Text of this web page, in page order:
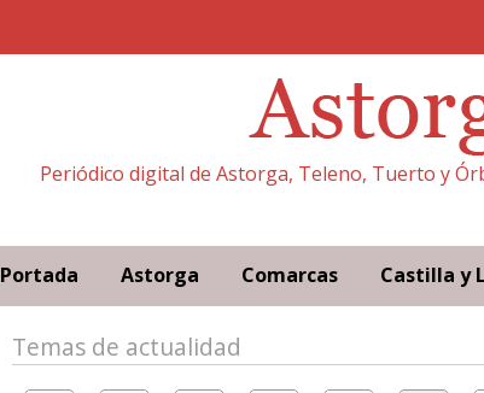
Periódico digital de Astorga, Teleno, Tuerto y
Portada Astorga Comarcas Castilla y
Temas de actualidad